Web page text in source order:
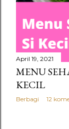
April 19, 2021
MENU
KECIL
Berbagi 12